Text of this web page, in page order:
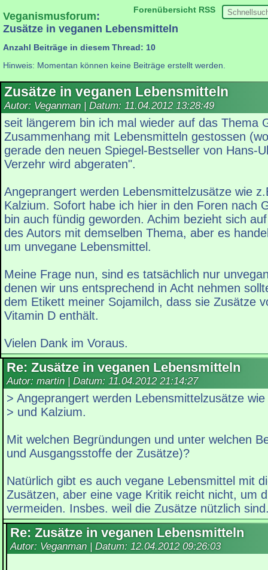
Forenübersicht RSS
Veganismusforum:
Zusätze in veganen Lebensmitteln
Anzahl Beiträge in diesem Thread: 10
Hinweis: Momentan können keine Beiträge erstellt werden.
Zusätze in veganen Lebensmitteln
Autor: Veganman | Datum: 11.04.2012 13:28:49
seit längerem bin ich mal wieder auf das Thema
Zusammenhang mit Lebensmitteln gestossen
gerade den neuen Spiegel-Bestseller von Hans-
Verzehr wird abgeraten".
Angeprangert werden Lebensmittelzusätze wie
Kalzium. Sofort habe ich hier in den Foren nach
bin auch fündig geworden. Achim bezieht sich
des Autors mit demselben Thema, aber es
um unvegane Lebensmittel.
Meine Frage nun, sind es tatsächlich nur
denen wir uns entsprechend in Acht nehmen
dem Etikett meiner Sojamilch, dass sie Zusätze
Vitamin D enthält.
Vielen Dank im Voraus.
Re: Zusätze in veganen Lebensmitteln
Autor: martin | Datum: 11.04.2012 21:14:27
> Angeprangert werden Lebensmittelzusätze
> und Kalzium.
Mit welchen Begründungen und unter welchen
und Ausgangsstoffe der Zusätze)?
Natürlich gibt es auch vegane Lebensmittel mit
Zusätzen, aber eine vage Kritik reicht nicht, um
vermeiden. Insbes. weil die Zusätze nützlich
Re: Zusätze in veganen Lebensmitteln
Autor: Veganman | Datum: 12.04.2012 09:26:03